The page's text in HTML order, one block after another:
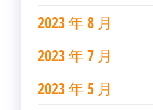
2023 年 8 月
2023 年 7 月
2023 年 5 月